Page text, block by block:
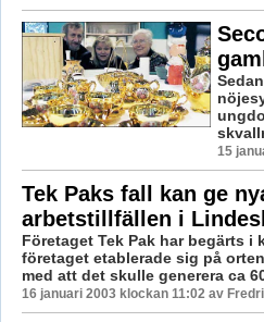
15
Tek Paks fall kan ge
arbetstillfällen i
Företaget Tek Pak har begärts i
företaget etablerade sig på
med att det skulle generera ca
16 januari 2003 klockan 11:02 av